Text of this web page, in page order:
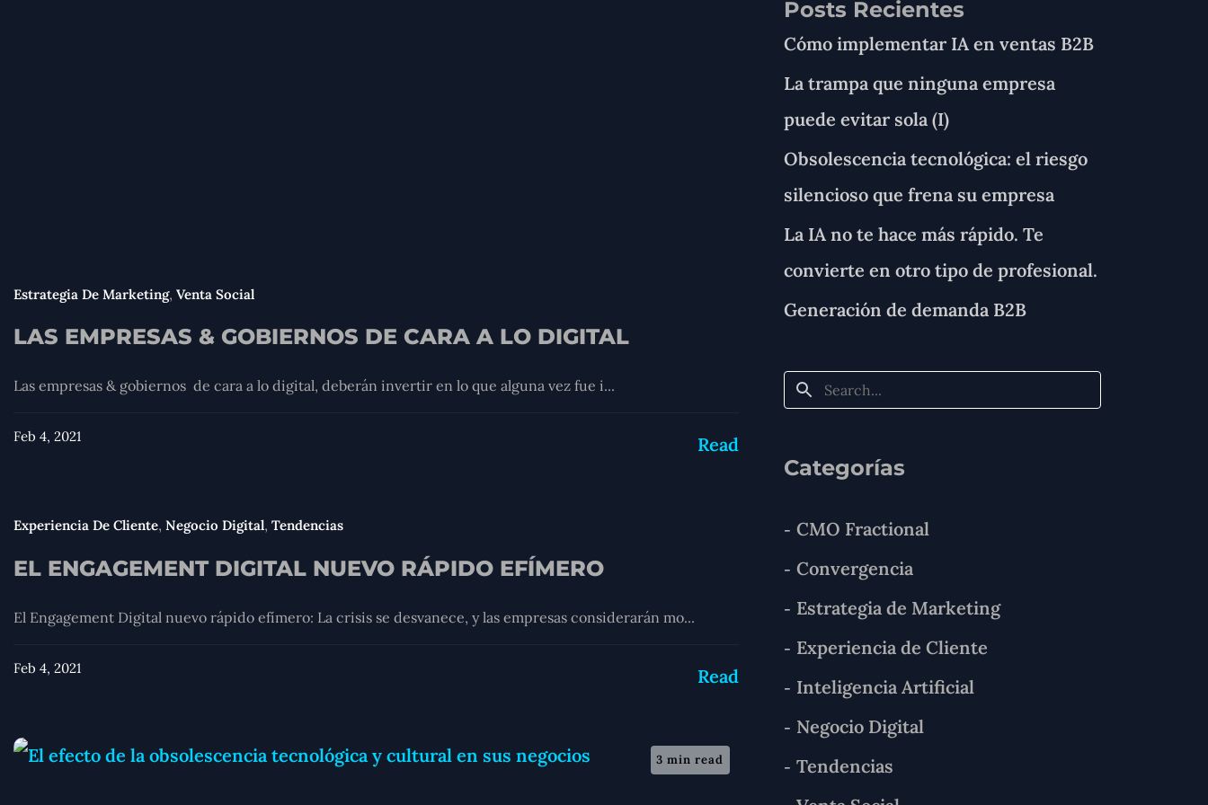
Estrategia De Marketing, Venta Social
LAS EMPRESAS & GOBIERNOS DE CARA A LO DIGITAL
Las empresas & gobiernos de cara a lo digital, deberán invertir en lo que alguna vez fue i...
Feb 4, 2021 Read
Experiencia De Cliente, Negocio Digital, Tendencias
EL ENGAGEMENT DIGITAL NUEVO RÁPIDO EFÍMERO
El Engagement Digital nuevo rápido efímero: La crisis se desvanece, y las empresas considerarán mo...
Feb 4, 2021 Read
3 min read
Posts Recientes
Cómo implementar IA en ventas B2B
La trampa que ninguna empresa
puede evitar sola (I)
Obsolescencia tecnológica: el riesgo
silencioso que frena su empresa
La IA no te hace más rápido. Te
convierte en otro tipo de profesional.
Generación de demanda B2B
Categorías
CMO Fractional
Convergencia
Estrategia de Marketing
Experiencia de Cliente
Inteligencia Artificial
Negocio Digital
Tendencias